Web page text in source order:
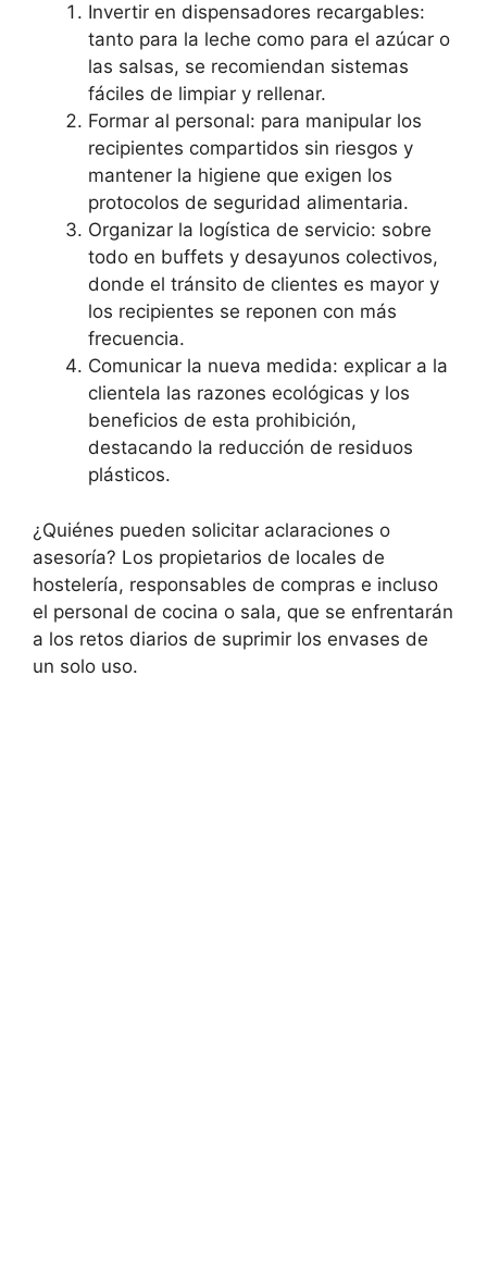
Invertir en dispensadores recargables:
tanto para la leche como para el azúcar o
las salsas, se recomiendan sistemas
fáciles de limpiar y rellenar.
Formar al personal: para manipular los
recipientes compartidos sin riesgos y
mantener la higiene que exigen los
protocolos de seguridad alimentaria.
Organizar la logística de servicio: sobre
todo en buffets y desayunos colectivos,
donde el tránsito de clientes es mayor y
los recipientes se reponen con más
frecuencia.
Comunicar la nueva medida: explicar a la
clientela las razones ecológicas y los
beneficios de esta prohibición,
destacando la reducción de residuos
plásticos.
¿Quiénes pueden solicitar aclaraciones o
asesoría? Los propietarios de locales de
hostelería, responsables de compras e incluso
el personal de cocina o sala, que se enfrentarán
a los retos diarios de suprimir los envases de
un solo uso.